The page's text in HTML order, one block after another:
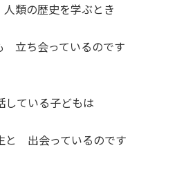
類の歴史を学ぶとき
立ち会っているのです
ている子どもは
と 出会っているのです